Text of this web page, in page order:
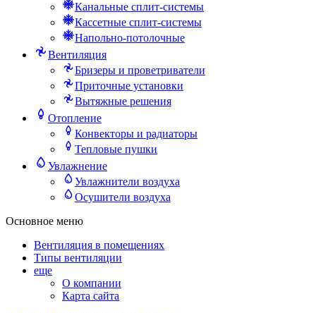
Канальные сплит-системы
Кассетные сплит-системы
Напольно-потолочные
Вентиляция
Бризеры и проветриватели
Приточные установки
Вытяжные решения
Отопление
Конвекторы и радиаторы
Тепловые пушки
Увлажнение
Увлажнители воздуха
Осушители воздуха
Основное меню
Вентиляция в помещениях
Типы вентиляции
еще
О компании
Карта сайта